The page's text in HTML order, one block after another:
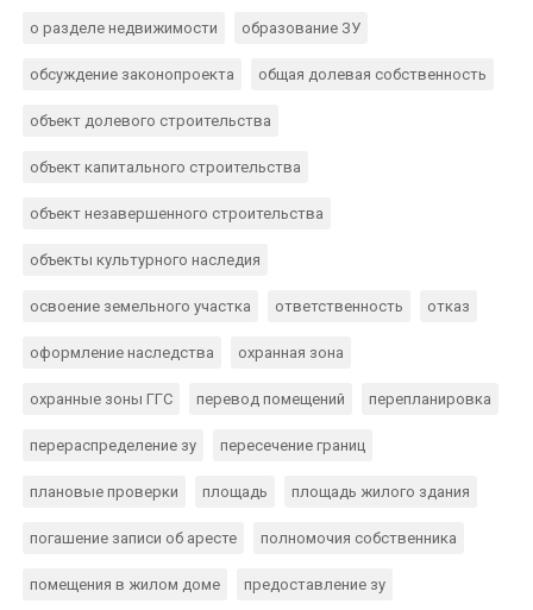
о разделе недвижимости образование ЗУ
обсуждение законопроекта общая долевая собственность
объект долевого строительства
объект капитального строительства
объект незавершенного строительства
объекты культурного наследия
освоение земельного участка ответственность отказ
оформление наследства охранная зона
охранные зоны ГГС перевод помещений перепланировка
перераспределение зу пересечение границ
плановые проверки площадь площадь жилого здания
погашение записи об аресте полномочия собственника
помещения в жилом доме предоставление зу